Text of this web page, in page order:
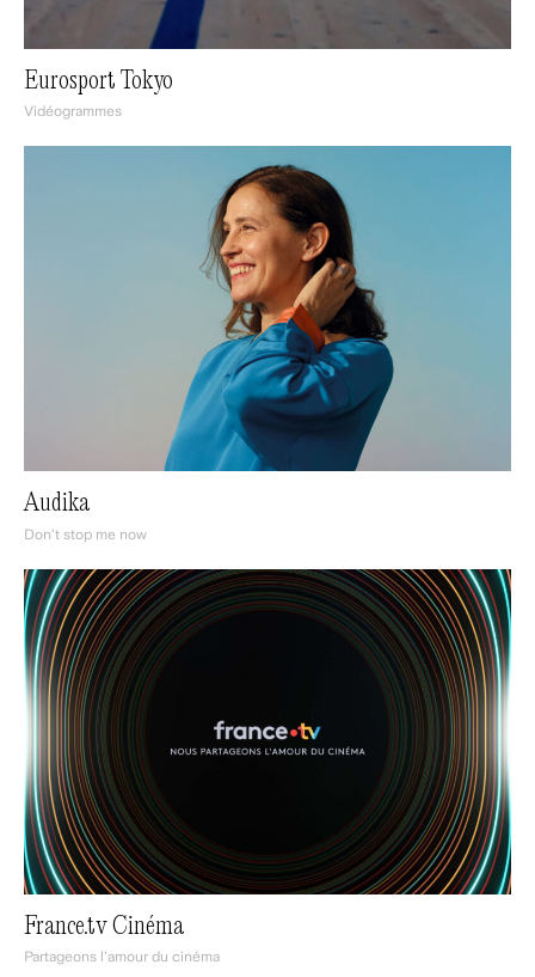
Eurosport Tokyo
Vidéogrammes
Audika
Don’t stop me now
France.tv Cinéma
Partageons l'amour du cinéma